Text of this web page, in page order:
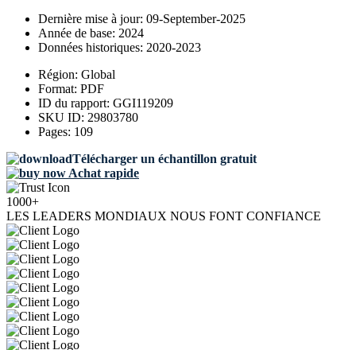
Dernière mise à jour: 09-September-2025
Année de base: 2024
Données historiques: 2020-2023
Région: Global
Format: PDF
ID du rapport: GGI119209
SKU ID: 29803780
Pages: 109
Télécharger un échantillon gratuit
Achat rapide
1000+
LES LEADERS MONDIAUX NOUS FONT CONFIANCE